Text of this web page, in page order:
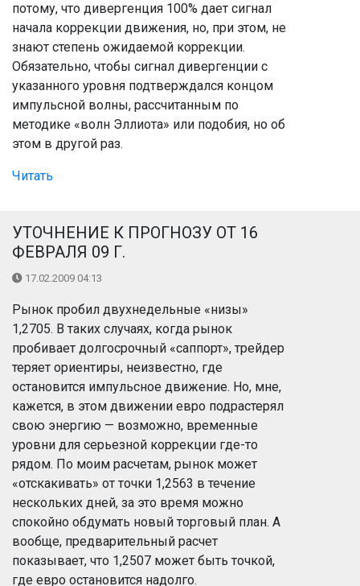
потому, что дивергенция 100% дает сигнал
начала коррекции движения, но, при этом, не
знают степень ожидаемой коррекции.
Обязательно, чтобы сигнал дивергенции с
указанного уровня подтверждался концом
импульсной волны, рассчитанным по
методике «волн Эллиота» или подобия, но об
этом в другой раз.
Читать
УТОЧНЕНИЕ К ПРОГНОЗУ ОТ 16
ФЕВРАЛЯ 09 Г.
17.02.2009 04:13
Рынок пробил двухнедельные «низы»
1,2705. В таких случаях, когда рынок
пробивает долгосрочный «саппорт», трейдер
теряет ориентиры, неизвестно, где
остановится импульсное движение. Но, мне,
кажется, в этом движении евро подрастерял
свою энергию — возможно, временные
уровни для серьезной коррекции где-то
рядом. По моим расчетам, рынок может
«отскакивать» от точки 1,2563 в течение
нескольких дней, за это время можно
спокойно обдумать новый торговый план. А
вообще, предварительный расчет
показывает, что 1,2507 может быть точкой,
где евро остановится надолго.